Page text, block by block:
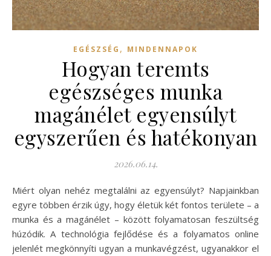
EGÉSZSÉG , MINDENNAPOK
Hogyan teremts
egészséges munka
magánélet egyensúlyt
egyszerűen és hatékonyan
2026.06.14.
Miért olyan nehéz megtalálni az egyensúlyt? Napjainkban
egyre többen érzik úgy, hogy életük két fontos területe – a
munka és a magánélet – között folyamatosan feszültség
húzódik. A technológia fejlődése és a folyamatos online
jelenlét megkönnyíti ugyan a munkavégzést, ugyanakkor el